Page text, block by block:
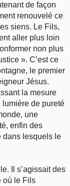
de façon
renouvelé ce
siens. Le Fils,
aller plus loin
non plus
». C’est ce
le premier
Jésus.
la mesure
de pureté
une
enfin des
dans lesquels le
Il s’agissait des
où le Fils